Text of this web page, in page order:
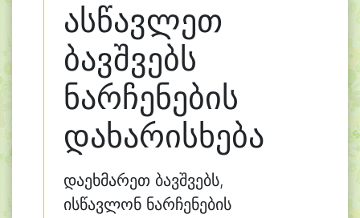
ასწავლეთ
ბავშვებს
ნარჩენების
დახარისხება
დაეხმარეთ ბავშვებს,
ისწავლონ ნარჩენების